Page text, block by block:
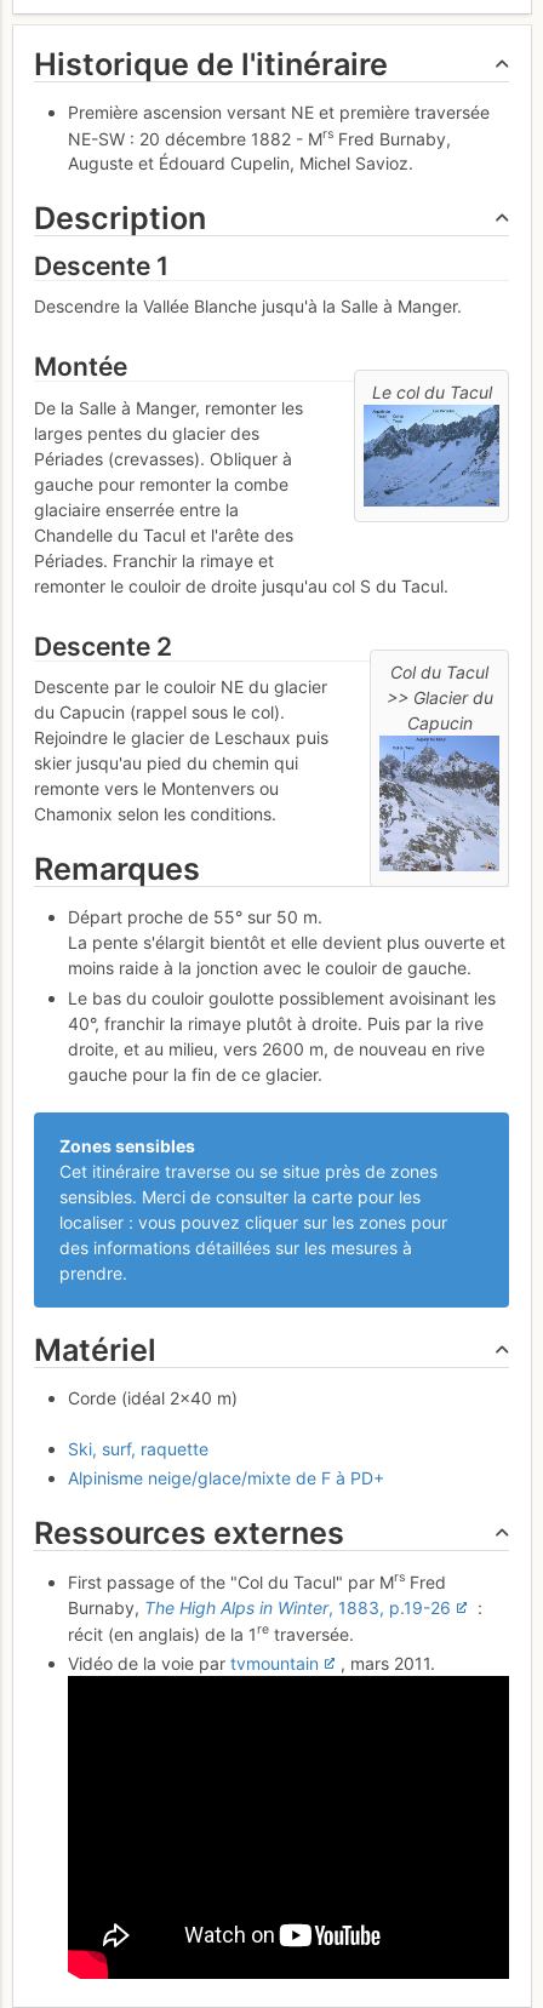
Historique de l'itinéraire
Première ascension versant NE et première traversée
NE-SW : 20 décembre 1882 - Mrs Fred Burnaby,
Auguste et Édouard Cupelin, Michel Savioz.
Description
Descente 1
Descendre la Vallée Blanche jusqu'à la Salle à Manger.
Le col du Tacul
Montée
De la Salle à Manger, remonter les
larges pentes du glacier des
Périades (crevasses). Obliquer à
gauche pour remonter la combe
glaciaire enserrée entre la
Chandelle du Tacul et l'arête des
Périades. Franchir la rimaye et
remonter le couloir de droite jusqu'au col S du Tacul.
Col du Tacul
>> Glacier du
Capucin
Descente 2
Descente par le couloir NE du glacier
du Capucin (rappel sous le col).
Rejoindre le glacier de Leschaux puis
skier jusqu'au pied du chemin qui
remonte vers le Montenvers ou
Chamonix selon les conditions.
Remarques
Départ proche de 55° sur 50 m.
La pente s'élargit bientôt et elle devient plus ouverte et
moins raide à la jonction avec le couloir de gauche.
Le bas du couloir goulotte possiblement avoisinant les
40°, franchir la rimaye plutôt à droite. Puis par la rive
droite, et au milieu, vers 2600 m, de nouveau en rive
gauche pour la fin de ce glacier.
Zones sensibles
Cet itinéraire traverse ou se situe près de zones
sensibles. Merci de consulter la carte pour les
localiser : vous pouvez cliquer sur les zones pour
des informations détaillées sur les mesures à
prendre.
Matériel
Corde (idéal 2×40 m)
Ski, surf, raquette
Alpinisme neige/glace/mixte de F à PD+
Ressources externes
First passage of the "Col du Tacul" par Mrs Fred
Burnaby, The High Alps in Winter, 1883, p.19-26
:
récit (en anglais) de la 1re traversée.
Vidéo de la voie par tvmountain , mars 2011.